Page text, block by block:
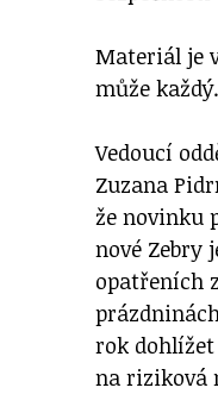
Materiál je
může každý.
Vedoucí
Zuzana
že novinku
nové Zebry
opatřeních
rok dohlížet
na riziková